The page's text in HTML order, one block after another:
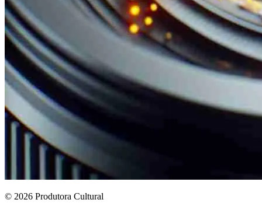
© 2026 Produtora Cultural